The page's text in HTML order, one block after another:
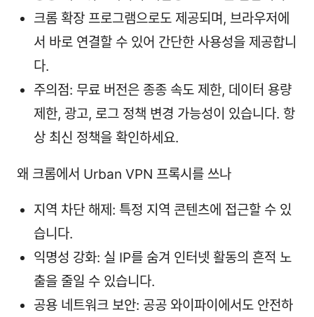
크롬 확장 프로그램으로도 제공되며, 브라우저에
서 바로 연결할 수 있어 간단한 사용성을 제공합니
다.
주의점: 무료 버전은 종종 속도 제한, 데이터 용량
제한, 광고, 로그 정책 변경 가능성이 있습니다. 항
상 최신 정책을 확인하세요.
왜 크롬에서 Urban VPN 프록시를 쓰나
지역 차단 해제: 특정 지역 콘텐츠에 접근할 수 있
습니다.
익명성 강화: 실 IP를 숨겨 인터넷 활동의 흔적 노
출을 줄일 수 있습니다.
공용 네트워크 보안: 공공 와이파이에서도 안전하